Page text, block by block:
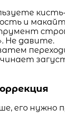
и
Не давите.
его нужно